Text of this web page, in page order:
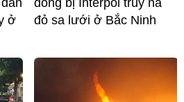
ở
đồng bị Interpol truy nã
đỏ sa lưới ở Bắc Ninh